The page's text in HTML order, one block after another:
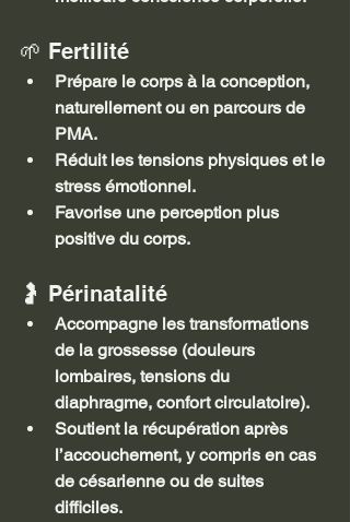
🌱 Fertilité
Prépare le corps à la conception,
naturellement ou en parcours de
PMA.
Réduit les tensions physiques et le
stress émotionnel.
Favorise une perception plus
positive du corps.
🤰 Périnatalité
Accompagne les transformations
de la grossesse (douleurs
lombaires, tensions du
diaphragme, confort circulatoire).
Soutient la récupération après
l’accouchement, y compris en cas
de césarienne ou de suites
difficiles.